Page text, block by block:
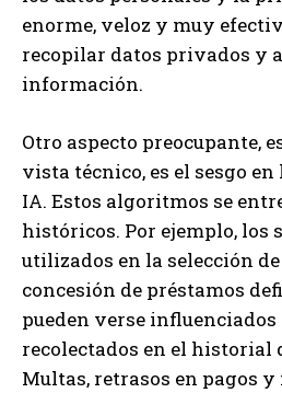
enorme, veloz y muy
recopilar datos privados y
información.
Otro aspecto preocupante,
vista técnico, es el sesgo
IA. Estos algoritmos se
históricos. Por ejemplo, los
utilizados en la selección
concesión de préstamos
pueden verse influenciados
recolectados en el historial
Multas, retrasos en pagos